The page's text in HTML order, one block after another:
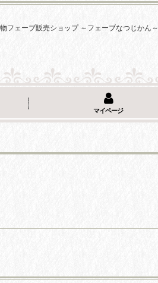
フェーブ販売ショップ ～フェーブなつじかん～
マイページ